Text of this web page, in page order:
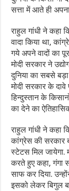
सत्ता में आते ही
राहुल गांधी ने कहा
वादा किया था,
गये अपने वादों का
मोदी सरकार ने
दुनिया का सबसे
मोदी सरकार के
हिन्दुस्तान के
का देने का
राहुल गांधी ने कहा
कांग्रेस की सरकार
स्टेटस मिल जायेगा.
करते हुए कहा, गंगा
साफ कर दिया.
इसको लेकर बिगुल